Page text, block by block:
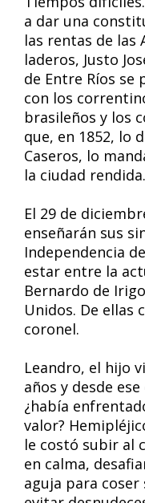
a dar una
las rentas de las
laderos, Justo
de Entre Ríos se
con los
brasileños y los
que, en 1852, lo
Caseros, lo
la ciudad rendida.
El 29 de
enseñarán sus
Independencia
estar entre la
Bernardo de
Unidos. De ellas
coronel.
Leandro, el hijo
años y desde
¿había
valor?
le costó subir al
en calma,
aguja para